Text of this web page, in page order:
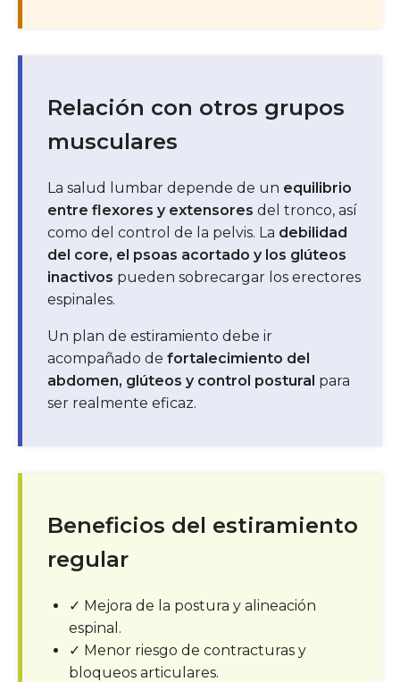
Relación con otros grupos
musculares
La salud lumbar depende de un equilibrio
entre flexores y extensores del tronco, así
como del control de la pelvis. La debilidad
del core, el psoas acortado y los glúteos
inactivos pueden sobrecargar los erectores
espinales.
Un plan de estiramiento debe ir
acompañado de fortalecimiento del
abdomen, glúteos y control postural para
ser realmente eficaz.
Beneficios del estiramiento
regular
✓ Mejora de la postura y alineación
espinal.
✓ Menor riesgo de contracturas y
bloqueos articulares.